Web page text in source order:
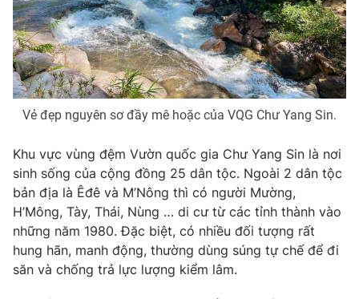
THỜI BÁO VTV
Theo dõi báo trên
Cơ quan chủ quản:Đài Truyền hình Việt Nam
Giấy phép hoạt động báo in và báo điện tử số 483/GP-BTTTT
cấp ngày 29/12/2023
Tổng Biên tập:Vũ Thanh Thủy
Phó Tổng Biên tập:Nguyễn Thị Mỹ Hạnh, Phạm Quốc Thắng,
Nguyễn Trọng Ninh
Tổng đài VTV:024.38 355 931 - 024.38 355 932
Ðiện thoại Thời báo VTV:024.66 897 897
Vẻ đẹp nguyên sơ đầy mê hoặc của VQG Chư Yang Sin.
Khu vực vùng đệm Vườn quốc gia Chư Yang Sin là nơi
sinh sống của cộng đồng 25 dân tộc. Ngoài 2 dân tộc
bản địa là Êđê và M’Nông thì có người Mường,
H’Mông, Tày, Thái, Nùng … di cư từ các tỉnh thành vào
những năm 1980. Đặc biệt, có nhiều đối tượng rất
hung hãn, manh động, thường dùng súng tự chế để đi
săn và chống trả lực lượng kiểm lâm.